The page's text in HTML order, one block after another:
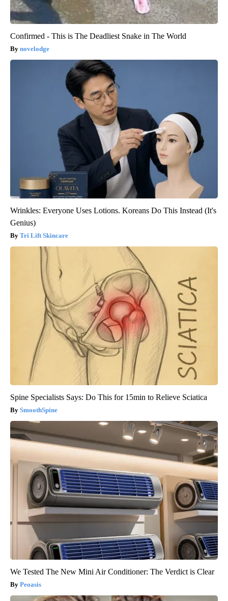
Confirmed - This is The Deadliest Snake in The World
novelodge
Wrinkles: Everyone Uses Lotions. Koreans Do This Instead (It's
Genius)
Tri Lift Skincare
Spine Specialists Says: Do This for 15min to Relieve Sciatica
SmoothSpine
We Tested The New Mini Air Conditioner: The Verdict is Clear
Peoasis